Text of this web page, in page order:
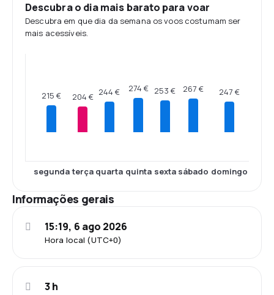
Descubra o dia mais barato para voar
Descubra em que dia da semana os voos costumam ser
mais acessíveis.
215 €
segunda
204 €
terça
244 €
quarta
274 €
quinta
253 €
sexta
267 €
sábado
247 €
domingo
Informações gerais
Hora local (UTC+0)
15:19, 6 ago 2026
3 h